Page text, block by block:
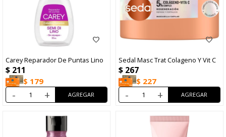
Carey Reparador De Puntas Lino
$ 211
$ 179
- +
Sedal Masc Trat Colageno Y Vit C
$ 267
$ 227
- +